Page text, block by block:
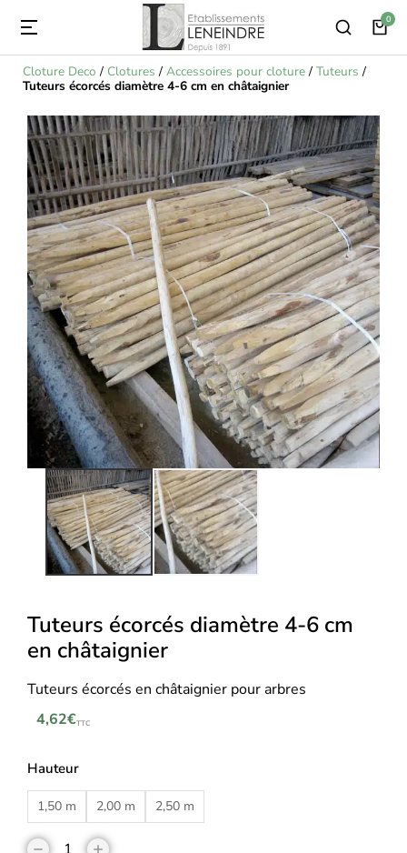
Cloture Deco / Clotures / Accessoires pour cloture/ Tuteurs /
Tuteurs écorcés diamètre 4-6 cm en châtaignier
Tuteurs écorcés diamètre 4-6 cm
en châtaignier
Tuteurs écorcés en châtaignier pour arbres
4,62€TTC
Hauteur
1,50 m 2,00 m 2,50 m